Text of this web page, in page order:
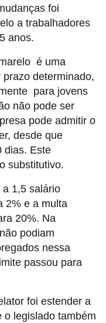
foi
a trabalhadores
anos.
é uma
determinado,
para jovens
não pode ser
pode admitir o
desde que
dias. Este
substitutivo.
1,5 salário
2% e a multa
20%. Na
podiam
nessa
passou para
foi estender a
o legislado também